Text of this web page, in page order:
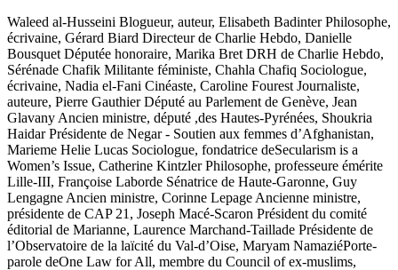
Waleed al-Husseini Blogueur, auteur, Elisabeth Badinter Philosophe,
écrivaine, Gérard Biard Directeur de Charlie Hebdo, Danielle
Bousquet Députée honoraire, Marika Bret DRH de Charlie Hebdo,
Sérénade Chafik Militante féministe, Chahla Chafiq Sociologue,
écrivaine, Nadia el-Fani Cinéaste, Caroline Fourest Journaliste,
auteure, Pierre Gauthier Député au Parlement de Genève, Jean
Glavany Ancien ministre, député ,des Hautes-Pyrénées, Shoukria
Haidar Présidente de Negar - Soutien aux femmes d’Afghanistan,
Marieme Helie Lucas Sociologue, fondatrice deSecularism is a
Women’s Issue, Catherine Kintzler Philosophe, professeure émérite
Lille-III, Françoise Laborde Sénatrice de Haute-Garonne, Guy
Lengagne Ancien ministre, Corinne Lepage Ancienne ministre,
présidente de CAP 21, Joseph Macé-Scaron Président du comité
éditorial de Marianne, Laurence Marchand-Taillade Présidente de
l’Observatoire de la laïcité du Val-d’Oise, Maryam NamaziéPorte-
parole deOne Law for All, membre du Council of ex-muslims,